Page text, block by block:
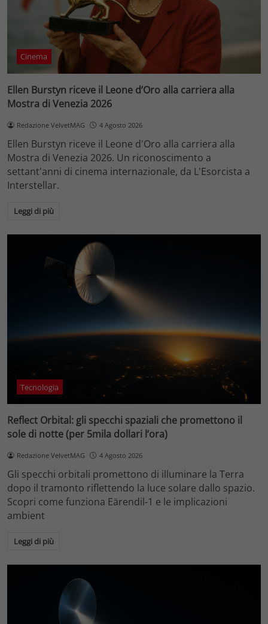
Cinema
Ellen Burstyn riceve il Leone d’Oro alla carriera alla
Mostra di Venezia 2026
Redazione VelvetMAG 4 Agosto 2026
Ellen Burstyn riceve il Leone d'Oro alla carriera alla
Mostra di Venezia 2026. Un riconoscimento a
settant'anni di cinema internazionale, da L'Esorcista a
Interstellar.
Leggi di più
Tecnologia
Reflect Orbital: gli specchi spaziali che promettono il
sole di notte (per 5mila dollari l’ora)
Redazione VelvetMAG 4 Agosto 2026
Gli specchi orbitali promettono di illuminare la Terra
dopo il tramonto riflettendo la luce solare dallo spazio.
Scopri come funziona Eärendil-1 e le implicazioni
ambient
Leggi di più